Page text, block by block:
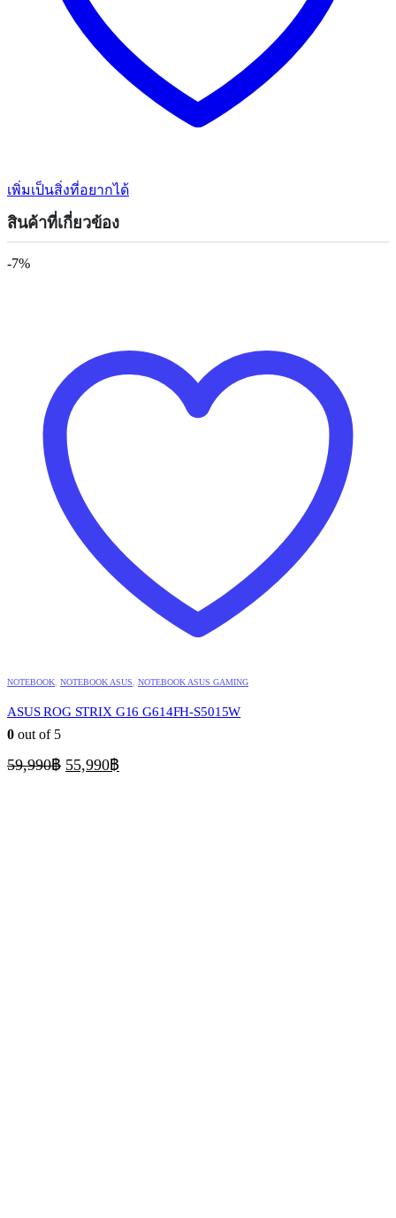
เพิ่มเป็นสิ่งที่อยากได้
สินค้าที่เกี่ยวข้อง
-7%
NOTEBOOK NOTEBOOK ASUS NOTEBOOK ASUS GAMING
ASUS ROG STRIX G16 G614FH-S5015W
0 out of 5
59,990฿ Original
price
55,990฿